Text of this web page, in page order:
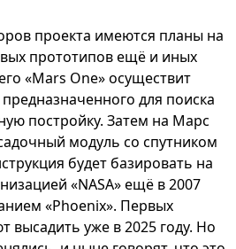
проекта имеются планы на
прототипов ещё и иных
«Mars One» осуществит
для поиска
постройку. Затем на Марс
модуль со спутником
будет базировать на
«NASA» ещё в 2007
«Phoenix». Первых
высадить уже в 2025 году. Но